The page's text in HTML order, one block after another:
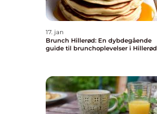
17. jan
Brunch Hillerød: En dybdegående
guide til brunchoplevelser i Hillerød